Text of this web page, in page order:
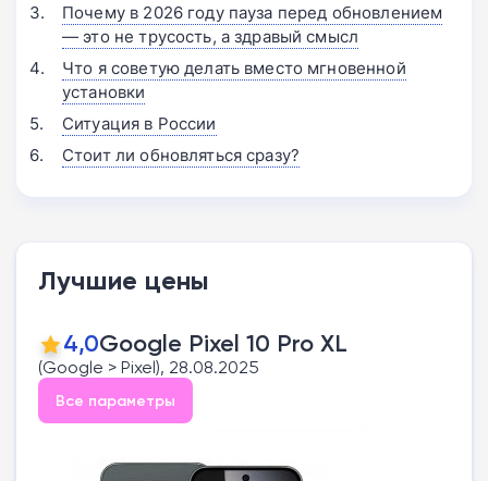
Почему в 2026 году пауза перед обновлением
— это не трусость, а здравый смысл
Что я советую делать вместо мгновенной
установки
Ситуация в России
Стоит ли обновляться сразу?
Лучшие цены
4,0Google Pixel 10 Pro XL
(Google > Pixel), 28.08.2025
Все параметры